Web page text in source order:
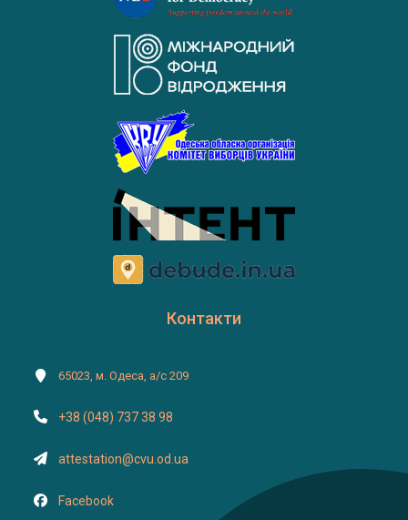
Контакти
65023, м. Одеса, а/с 209
+38 (048) 737 38 98
attestation@cvu.od.ua
Facebook